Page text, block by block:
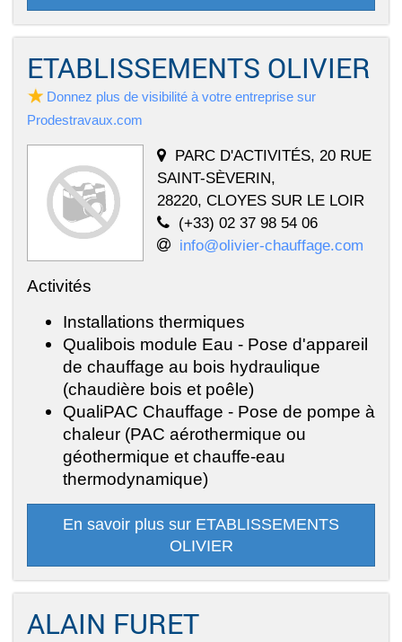
ETABLISSEMENTS OLIVIER
Donnez plus de visibilité à votre entreprise sur
Prodestravaux.com
PARC D'ACTIVITÉS, 20 RUE
SAINT-SÈVERIN,
28220, CLOYES SUR LE LOIR
(+33) 02 37 98 54 06
info@olivier-chauffage.com
Activités
Installations thermiques
Qualibois module Eau - Pose d'appareil
de chauffage au bois hydraulique
(chaudière bois et poêle)
QualiPAC Chauffage - Pose de pompe à
chaleur (PAC aérothermique ou
géothermique et chauffe-eau
thermodynamique)
En savoir plus sur ETABLISSEMENTS
OLIVIER
ALAIN FURET